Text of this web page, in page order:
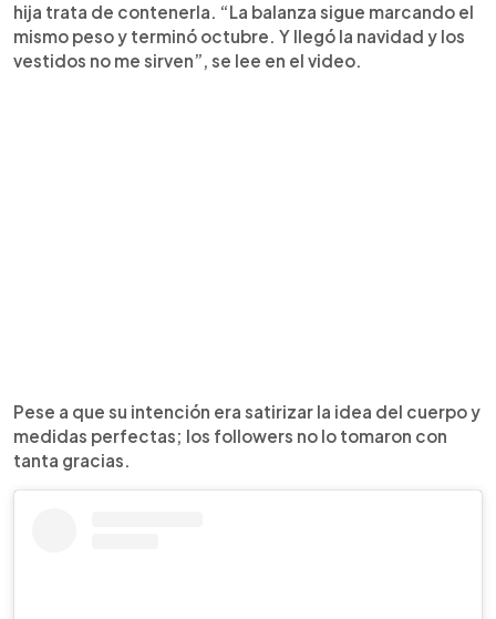
hija trata de contenerla. “La balanza sigue marcando el
mismo peso y terminó octubre. Y llegó la navidad y los
vestidos no me sirven”, se lee en el video.
Pese a que su intención era satirizar la idea del cuerpo y
medidas perfectas; los followers no lo tomaron con
tanta gracias.